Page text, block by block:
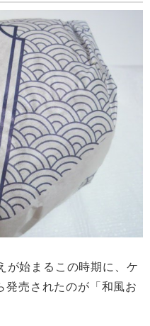
が始まるこの時期に、ケ
発売されたのが「和風お